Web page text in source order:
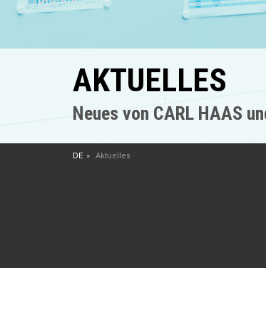
AKTUELLES
Neues von CARL HAAS
DE Aktuelles